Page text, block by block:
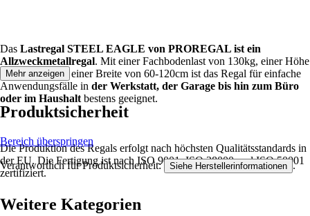
Das Lastregal STEEL EAGLE von PROREGAL ist ein
Allzweckmetallregal. Mit einer Fachbodenlast von 130kg, einer Höhe
von 180cm und einer Breite von 60-120cm ist das Regal für einfache
Anwendungsfälle in der Werkstatt, der Garage bis hin zum Büro
oder im Haushalt bestens geeignet.
Die Produktion des Regals erfolgt nach höchsten Qualitätsstandards in
der EU. Die Fertigung ist nach ISO 9001, ISO 28000 und ISO 50001
zertifiziert.
Mehr anzeigen
Produktsicherheit
Bereich überspringen
Verantwortlich für Produktsicherheit: Siehe Herstellerinformationen .
Weitere Kategorien